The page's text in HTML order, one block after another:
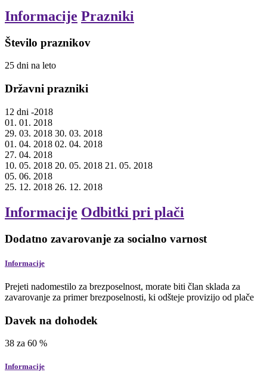
Informacije Prazniki
Število praznikov
25 dni na leto
Državni prazniki
12 dni -2018
01. 01. 2018
29. 03. 2018 30. 03. 2018
01. 04. 2018 02. 04. 2018
27. 04. 2018
10. 05. 2018 20. 05. 2018 21. 05. 2018
05. 06. 2018
25. 12. 2018 26. 12. 2018
Informacije Odbitki pri plači
Dodatno zavarovanje za socialno varnost
Informacije
Prejeti nadomestilo za brezposelnost, morate biti član sklada za
zavarovanje za primer brezposelnosti, ki odšteje provizijo od plače
Davek na dohodek
38 za 60 %
Informacije